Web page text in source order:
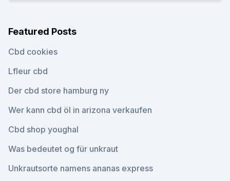
Featured Posts
Cbd cookies
Lfleur cbd
Der cbd store hamburg ny
Wer kann cbd öl in arizona verkaufen
Cbd shop youghal
Was bedeutet og für unkraut
Unkrautsorte namens ananas express